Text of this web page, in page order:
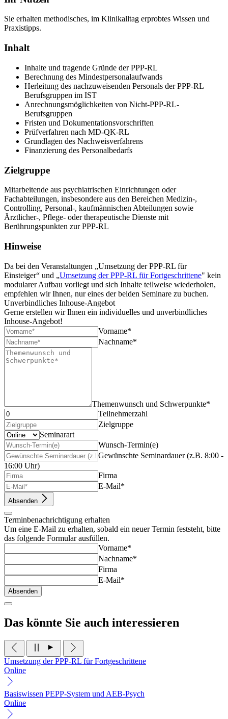
Sie erhalten methodisches, im Klinikalltag erprobtes Wissen und
Praxistipps.
Inhalt
Inhalte und tragende Gründe der PPP-RL
Berechnung des Mindestpersonalaufwands
Herleitung des nachzuweisenden Personals der PPP-RL
Berufsgruppen im IST
Anrechnungsmöglichkeiten von Nicht-PPP-RL-
Berufsgruppen
Fristen und Dokumentationsvorschriften
Prüfverfahren nach MD-QK-RL
Grundlagen des Nachweisverfahrens
Finanzierung des Personalbedarfs
Zielgruppe
Mitarbeitende aus psychiatrischen Einrichtungen oder
Fachabteilungen, insbesondere aus den Bereichen Medizin-,
Controlling, Personal-, kaufmännischen Abteilungen sowie
Ärztlicher-, Pflege- oder therapeutische Dienste mit
Berührungspunkten zur PPP-RL
Hinweise
Da bei den Veranstaltungen „Umsetzung der PPP-RL für
Einsteiger“ und „Umsetzung der PPP-RL für Fortgeschrittene" kein
modularer Aufbau vorliegt und sich Inhalte teilweise wiederholen,
empfehlen wir Ihnen, nur eines der beiden Seminare zu buchen.
Unverbindliches Inhouse-Angebot
Gerne erstellen wir Ihnen ein individuelles und unverbindliches
Inhouse-Angebot!
Vorname*
Nachname*
Themenwunsch und Schwerpunkte*
Teilnehmerzahl
Zielgruppe
Seminarart
Wunsch-Termin(e)
Gewünschte Seminardauer (z.B. 8:00 -
16:00 Uhr)
Firma
E-Mail*
Absenden
Terminbenachrichtigung erhalten
Um eine E-Mail zu erhalten, sobald ein neuer Termin feststeht, bitte
das folgende Formular ausfüllen.
Vorname*
Nachname*
Firma
E-Mail*
Absenden
Das könnte Sie auch interessieren
Umsetzung der PPP-RL für Fortgeschrittene
Online
Basiswissen PEPP-System und AEB-Psych
Online